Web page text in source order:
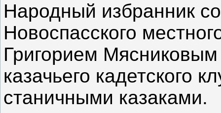
Народный избранник
Новоспасского
Григорием Мясниковым
казачьего кадетского
станичными казаками.